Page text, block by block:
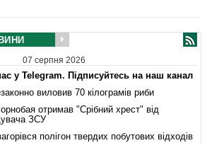
07 серпня 2026
у Telegram. Підписуйтесь на наш канал
виловив 70 кілограмів риби
отримав "Срібний хрест" від
ЗСУ
полігон твердих побутових відходів